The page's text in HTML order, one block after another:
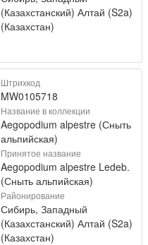
(Казахстанский) Алтай (S2a)
(Казахстан)
Штрихкод
MW0105718
Название в коллекции
Aegopodium alpestre (Сныть
альпийская)
Принятое название
Aegopodium alpestre Ledeb.
(Сныть альпийская)
Районирование
Сибирь, Западный
(Казахстанский) Алтай (S2a)
(Казахстан)